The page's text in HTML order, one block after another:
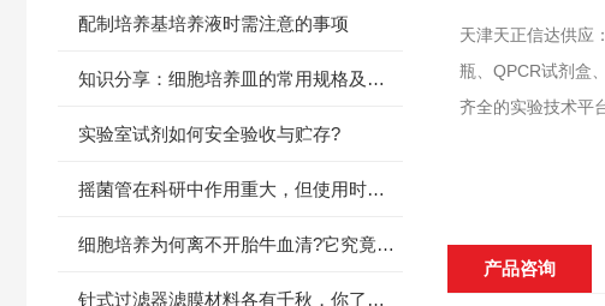
配制培养基培养液时需注意的事项
知识分享：细胞培养皿的常用规格及使用方法
实验室试剂如何安全验收与贮存?
摇菌管在科研中作用重大，但使用时有哪些注意事项呢?
细胞培养为何离不开胎牛血清?它究竟扮演着怎样的角色?
针式过滤器滤膜材料各有千秋，你了解它们的性能特征吗?
天津天正信达供应
瓶、QPCR试剂盒
齐全的实验技术平
产品咨询